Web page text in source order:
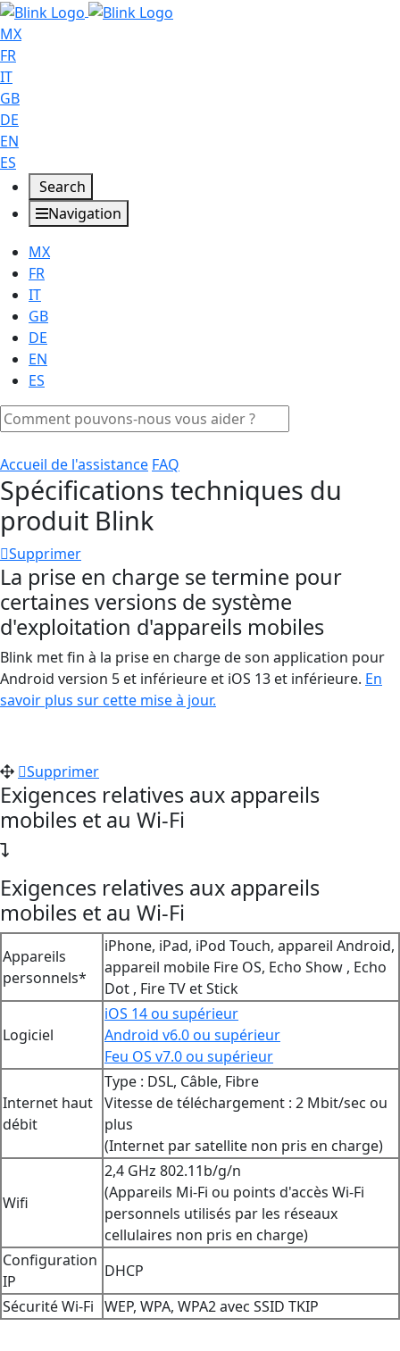
MX
FR
IT
GB
DE
EN
ES
Search
Navigation
MX
FR
IT
GB
DE
EN
ES
Accueil de l'assistance FAQ
Spécifications techniques du
produit Blink
Supprimer
La prise en charge se termine pour
certaines versions de système
d'exploitation d'appareils mobiles
Blink met fin à la prise en charge de son application pour
Android version 5 et inférieure et iOS 13 et inférieure. En
savoir plus sur cette mise à jour.
Supprimer
Exigences relatives aux appareils
mobiles et au Wi-Fi
Exigences relatives aux appareils
mobiles et au Wi-Fi
Appareils
personnels*
iPhone, iPad, iPod Touch, appareil Android,
appareil mobile Fire OS, Echo Show , Echo
Dot , Fire TV et Stick
Logiciel
iOS 14 ou supérieur
Android v6.0 ou supérieur
Feu OS v7.0 ou supérieur
Internet haut
débit
Type : DSL, Câble, Fibre
Vitesse de téléchargement : 2 Mbit/sec ou
plus
(Internet par satellite non pris en charge)
Wifi
2,4 GHz 802.11b/g/n
(Appareils Mi-Fi ou points d'accès Wi-Fi
personnels utilisés par les réseaux
cellulaires non pris en charge)
Configuration
IP
DHCP
Sécurité Wi-Fi WEP, WPA, WPA2 avec SSID TKIP